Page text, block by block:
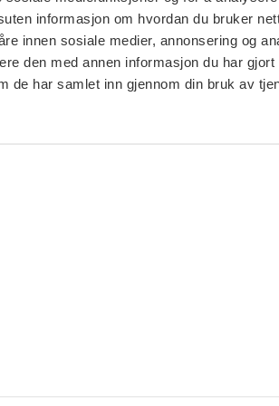
informasjon om hvordan du bruker
innen sosiale medier, annonsering og
den med annen informasjon du har gjort
de har samlet inn gjennom din bruk av
etiske retningslinjer på
eller etiske normer som det er bred
kan være fare for liv eller helse,
er at man ikke kan varsle på
noe på arbeidsplassen, skal ikke
Har man blir utsatt
dette.